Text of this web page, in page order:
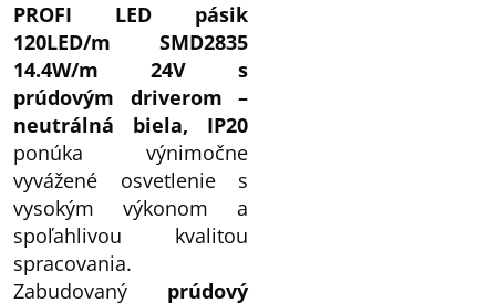
PROFI LED pásik
120LED/m SMD2835
14.4W/m 24V s
prúdovým driverom –
neutrálná biela, IP20
ponúka výnimočne
vyvážené osvetlenie s
vysokým výkonom a
spoľahlivou kvalitou
spracovania.
Zabudovaný prúdový